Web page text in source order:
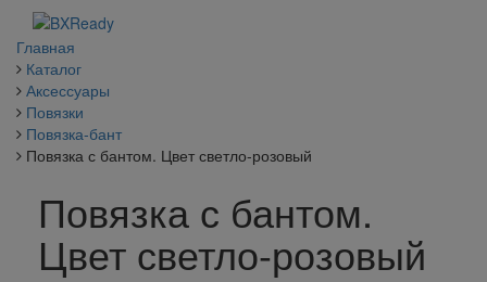
Главная
Каталог
Аксессуары
Повязки
Повязка-бант
Повязка с бантом. Цвет светло-розовый
Повязка с бантом.
Цвет светло-розовый